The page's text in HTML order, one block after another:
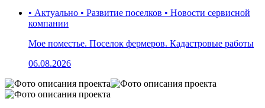
• Актуально • Развитие поселков • Новости сервисной
компании
Мое поместье. Поселок фермеров. Кадастровые работы
06.08.2026